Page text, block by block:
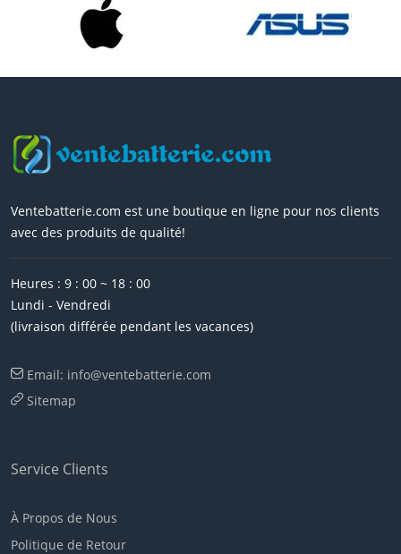
Ventebatterie.com est une boutique en ligne pour nos clients
avec des produits de qualité!
Heures : 9 : 00 ~ 18 : 00
Lundi - Vendredi
(livraison différée pendant les vacances)
Email: info@ventebatterie.com
Sitemap
Service Clients
À Propos de Nous
Politique de Retour